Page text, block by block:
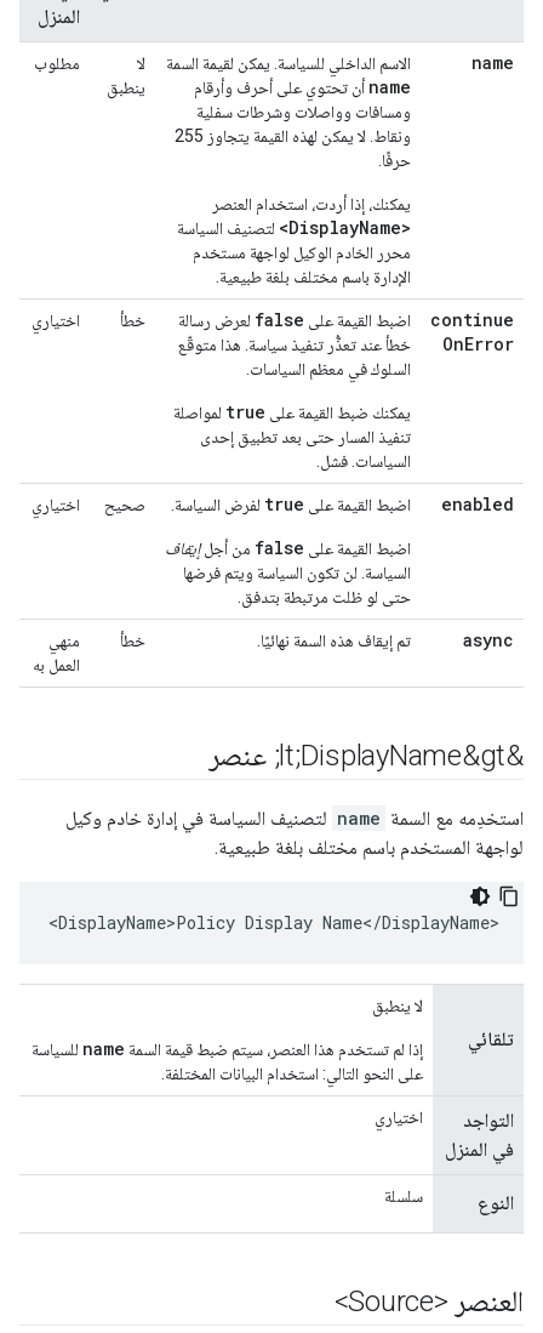
المنزل
name
الاسم الداخلي للسياسة. يمكن لقيمة السمة
name أن تحتوي على أحرف وأرقام
ومسافات وواصلات وشرطات سفلية
ونقاط. لا يمكن لهذه القيمة يتجاوز 255
حرفًا.
يمكنك، إذا أردت، استخدام العنصر
<DisplayName> لتصنيف السياسة
محرر الخادم الوكيل لواجهة مستخدم
الإدارة باسم مختلف بلغة طبيعية.
لا
ينطبق
مطلوب
continue
OnError
اضبط القيمة على false لعرض رسالة
خطأ عند تعذُّر تنفيذ سياسة. هذا متوقّع
السلوك في معظم السياسات.
يمكنك ضبط القيمة على true لمواصلة
تنفيذ المسار حتى بعد تطبيق إحدى
السياسات. فشل.
خطأ اختياري
enabled اضبط القيمة على true لفرض السياسة.
اضبط القيمة على false من أجلإيقاف
السياسة. لن تكون السياسة ويتم فرضها
حتى لو ظلت مرتبطة بتدفق.
صحيح اختياري
async تم إيقاف هذه السمة نهائيًا. خطأ
منهي
العمل به
&lt;DisplayName&gt; عنصر
استخدِمه مع السمة name لتصنيف السياسة في إدارة خادم وكيل
لواجهة المستخدم باسم مختلف بلغة طبيعية.
<DisplayName>Policy Display Name</DisplayName>
تلقائي
لا ينطبق
إذا لم تستخدم هذا العنصر، سيتم ضبط قيمة السمة name للسياسة
على النحو التالي: استخدام البيانات المختلفة.
التواجد
في المنزل
اختياري
النوع سلسلة
العنصر <Source>